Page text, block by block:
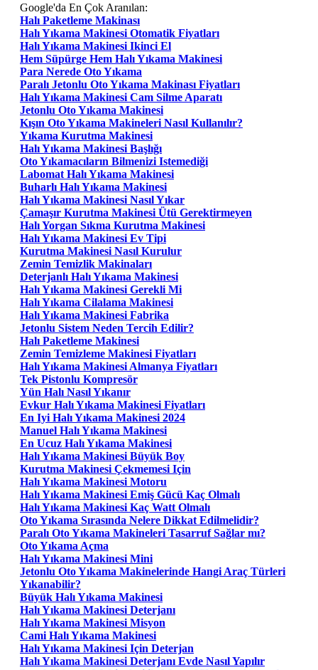
Google'da En Çok Aranılan:
Halı Paketleme Makinası
Halı Yıkama Makinesi Otomatik Fiyatları
Halı Yıkama Makinesi Ikinci El
Hem Süpürge Hem Halı Yıkama Makinesi
Para Nerede Oto Yıkama
Paralı Jetonlu Oto Yıkama Makinası Fiyatları
Halı Yıkama Makinesi Cam Silme Aparatı
Jetonlu Oto Yıkama Makinesi
Kışın Oto Yıkama Makineleri Nasıl Kullanılır?
Yıkama Kurutma Makinesi
Halı Yıkama Makinesi Başlığı
Oto Yıkamacıların Bilmenizi Istemediği
Labomat Halı Yıkama Makinesi
Buharlı Halı Yıkama Makinesi
Halı Yıkama Makinesi Nasıl Yıkar
Çamaşır Kurutma Makinesi Ütü Gerektirmeyen
Halı Yorgan Sıkma Kurutma Makinesi
Halı Yıkama Makinesi Ev Tipi
Kurutma Makinesi Nasıl Kurulur
Zemin Temizlik Makinaları
Deterjanlı Halı Yıkama Makinesi
Halı Yıkama Makinesi Gerekli Mi
Halı Yıkama Cilalama Makinesi
Halı Yıkama Makinesi Fabrika
Jetonlu Sistem Neden Tercih Edilir?
Halı Paketleme Makinesi
Zemin Temizleme Makinesi Fiyatları
Halı Yıkama Makinesi Almanya Fiyatları
Tek Pistonlu Kompresör
Yün Halı Nasıl Yıkanır
Evkur Halı Yıkama Makinesi Fiyatları
En Iyi Halı Yıkama Makinesi 2024
Manuel Halı Yıkama Makinesi
En Ucuz Halı Yıkama Makinesi
Halı Yıkama Makinesi Büyük Boy
Kurutma Makinesi Çekmemesi Için
Halı Yıkama Makinesi Motoru
Halı Yıkama Makinesi Emiş Gücü Kaç Olmalı
Halı Yıkama Makinesi Kaç Watt Olmalı
Oto Yıkama Sırasında Nelere Dikkat Edilmelidir?
Paralı Oto Yıkama Makineleri Tasarruf Sağlar mı?
Oto Yıkama Açma
Halı Yıkama Makinesi Mini
Jetonlu Oto Yıkama Makinelerinde Hangi Araç Türleri
Yıkanabilir?
Büyük Halı Yıkama Makinesi
Halı Yıkama Makinesi Deterjanı
Halı Yıkama Makinesi Misyon
Cami Halı Yıkama Makinesi
Halı Yıkama Makinesi Için Deterjan
Halı Yıkama Makinesi Deterjanı Evde Nasıl Yapılır